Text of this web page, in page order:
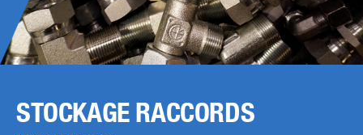
STOCKAGE RACCORDS